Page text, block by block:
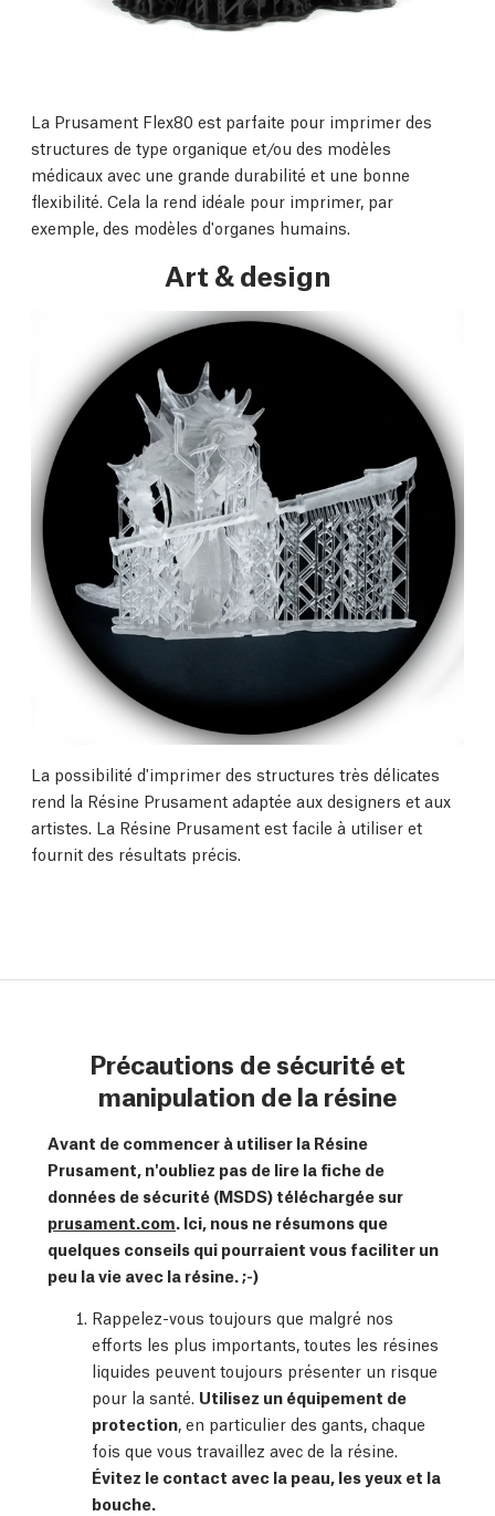
La Prusament Flex80 est parfaite pour imprimer des
structures de type organique et/ou des modèles
médicaux avec une grande durabilité et une bonne
flexibilité. Cela la rend idéale pour imprimer, par
exemple, des modèles d'organes humains.
Art & design
La possibilité d'imprimer des structures très délicates
rend la Résine Prusament adaptée aux designers et aux
artistes. La Résine Prusament est facile à utiliser et
fournit des résultats précis.
Précautions de sécurité et
manipulation de la résine
Avant de commencer à utiliser la Résine
Prusament, n'oubliez pas de lire la fiche de
données de sécurité (MSDS) téléchargée sur
prusament.com. Ici, nous ne résumons que
quelques conseils qui pourraient vous faciliter un
peu la vie avec la résine. ;-)
Rappelez-vous toujours que malgré nos
efforts les plus importants, toutes les résines
liquides peuvent toujours présenter un risque
pour la santé. Utilisez un équipement de
protection , en particulier des gants, chaque
fois que vous travaillez avec de la résine.
Évitez le contact avec la peau, les yeux et la
bouche.